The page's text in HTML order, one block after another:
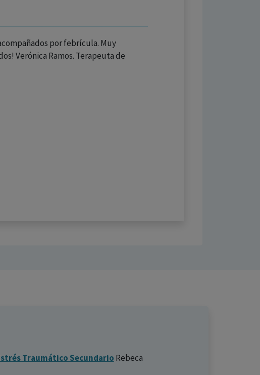
por febrícula. Muy
Verónica Ramos. Terapeuta de
Traumático Secundario Rebeca